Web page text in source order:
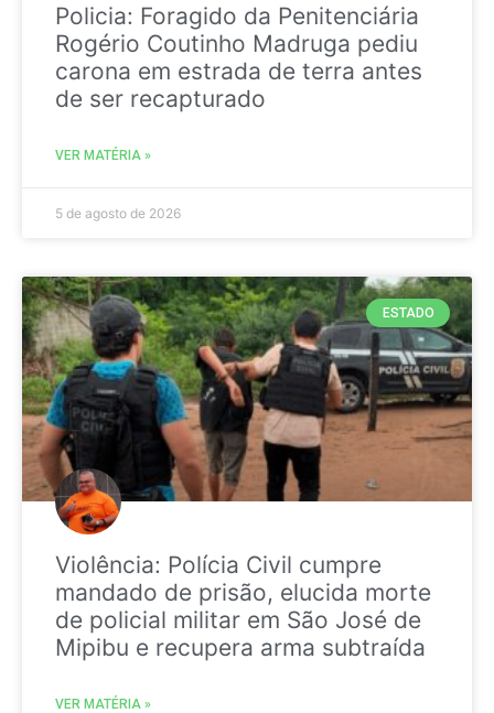
Policia: Foragido da Penitenciária
Rogério Coutinho Madruga pediu
carona em estrada de terra antes
de ser recapturado
VER MATÉRIA »
5 de agosto de 2026
ESTADO
Violência: Polícia Civil cumpre
mandado de prisão, elucida morte
de policial militar em São José de
Mipibu e recupera arma subtraída
VER MATÉRIA »